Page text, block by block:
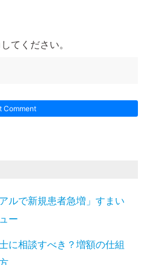
てください。
ルで新規患者急増」すまい
ー
に相談すべき？増額の仕組